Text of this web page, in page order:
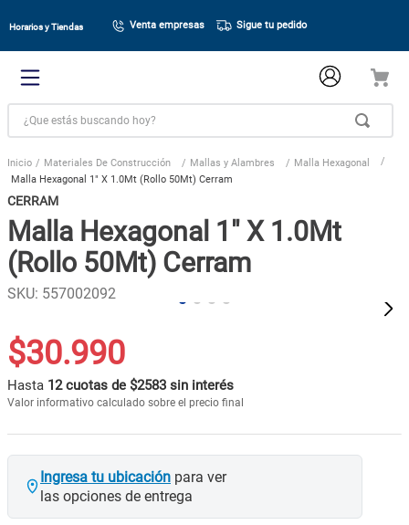
Horarios y Tiendas Venta empresas Sigue tu pedido
¿Que estás buscando hoy?
Materiales De Construcción Mallas y Alambres
Malla Hexagonal
Malla Hexagonal 1" X 1.0Mt (Rollo 50Mt) Cerram
CERRAM
Malla Hexagonal 1" X 1.0Mt
(Rollo 50Mt) Cerram
SKU: 557002092
$30.990
Hasta 12 cuotas de $2583 sin interés
Valor informativo calculado sobre el precio final
Ingresa tu ubicación para ver
las opciones de entrega